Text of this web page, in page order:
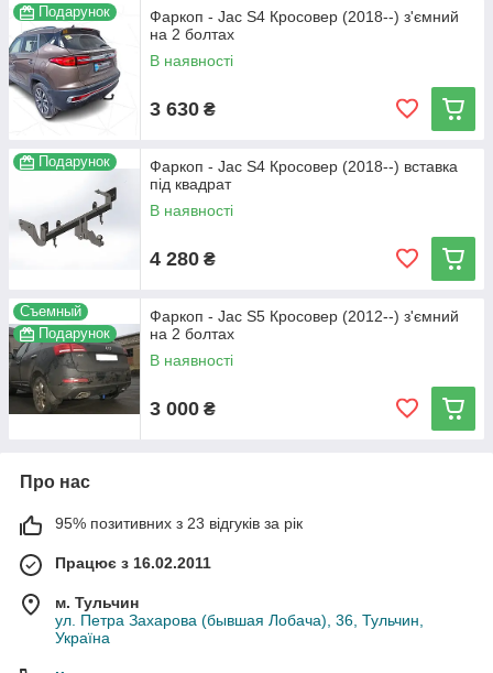
Подарунок
Фаркоп - Jac S4 Кросовер (2018--) з'ємний
на 2 болтах
В наявності
3 630 ₴
Подарунок
Фаркоп - Jac S4 Кросовер (2018--) вставка
під квадрат
В наявності
4 280 ₴
Съемный
Подарунок
Фаркоп - Jac S5 Кросовер (2012--) з'ємний
на 2 болтах
В наявності
3 000 ₴
Про нас
95% позитивних з 23 відгуків за рік
Працює з 16.02.2011
м. Тульчин
ул. Петра Захарова (бывшая Лобача), 36, Тульчин,
Україна